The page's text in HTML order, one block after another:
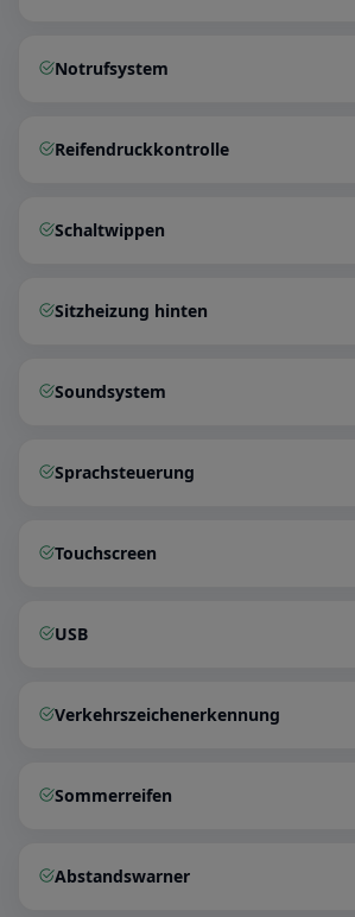
Notrufsystem
Reifendruckkontrolle
Schaltwippen
Sitzheizung hinten
Soundsystem
Sprachsteuerung
Touchscreen
USB
Verkehrszeichenerkennung
Sommerreifen
Abstandswarner